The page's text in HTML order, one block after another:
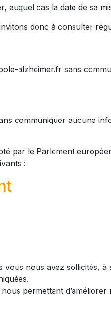
auquel cas la date de sa
donc à consulter
alzheimer.fr sans
communiquer aucune
par le Parlement
:
nous avez sollicités, à
permettant